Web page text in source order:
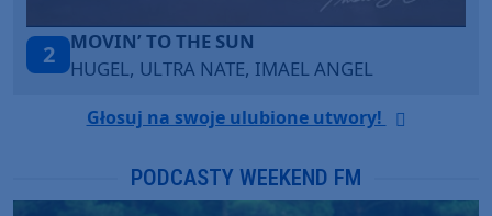
3
TAŃCZ!
BLETKA
Głosuj na swoje ulubione utwory!
PODCASTY WEEKEND FM